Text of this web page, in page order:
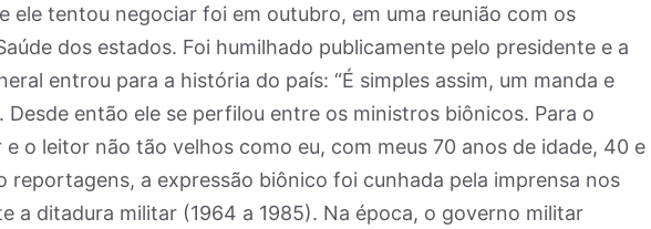
ele tentou negociar foi em outubro, em uma reunião com os
dos estados. Foi humilhado publicamente pelo presidente e a
entrou para a história do país: “É simples assim, um manda e
Desde então ele se perfilou entre os ministros biônicos. Para o
o leitor não tão velhos como eu, com meus 70 anos de idade, 40 e
reportagens, a expressão biônico foi cunhada pela imprensa nos
a ditadura militar (1964 a 1985). Na época, o governo militar